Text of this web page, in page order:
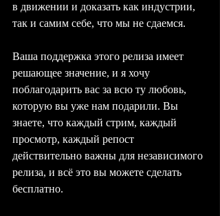
в движении и доказать как индустрии,
так и самим себе, что мы не сдаемся.
Ваша поддержка этого релиза имеет
решающее значение, и я хочу
поблагодарить вас за всю ту любовь,
которую вы уже нам подарили. Вы
знаете, что каждый стрим, каждый
просмотр, каждый репост
действительно важны для независимого
релиза, и всё это вы можете сделать
бесплатно.